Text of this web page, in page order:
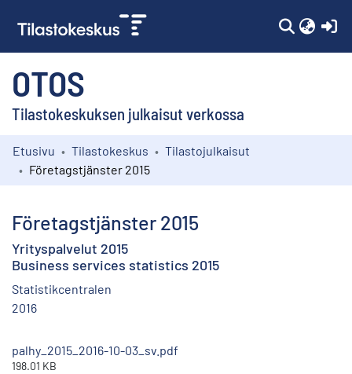
OTOS
Tilastokeskuksen julkaisut verkossa
Kokoelmat
Etusivu Tilastokeskus
Tilastojulkaisut
Företagstjänster 2015
Företagstjänster 2015
Yrityspalvelut 2015
Business services statistics 2015
Statistikcentralen
2016
palhy_2015_2016-10-03_sv.pdf
198.01 KB